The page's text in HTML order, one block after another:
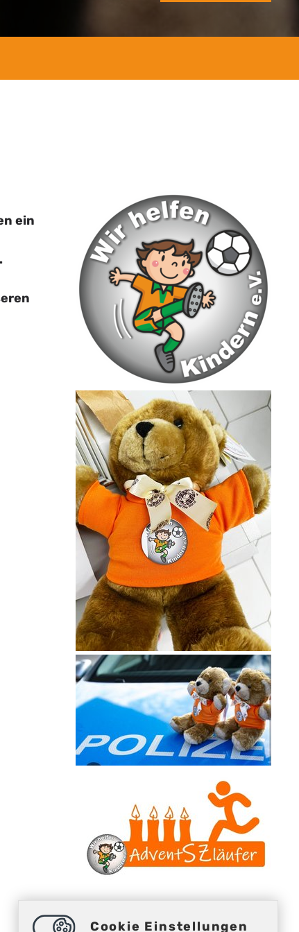
ein
Cookie Einstellungen